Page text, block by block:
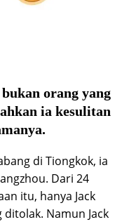
orang yang
ia kesulitan
di Tiongkok, ia
Dari 24
itu, hanya Jack
Namun Jack